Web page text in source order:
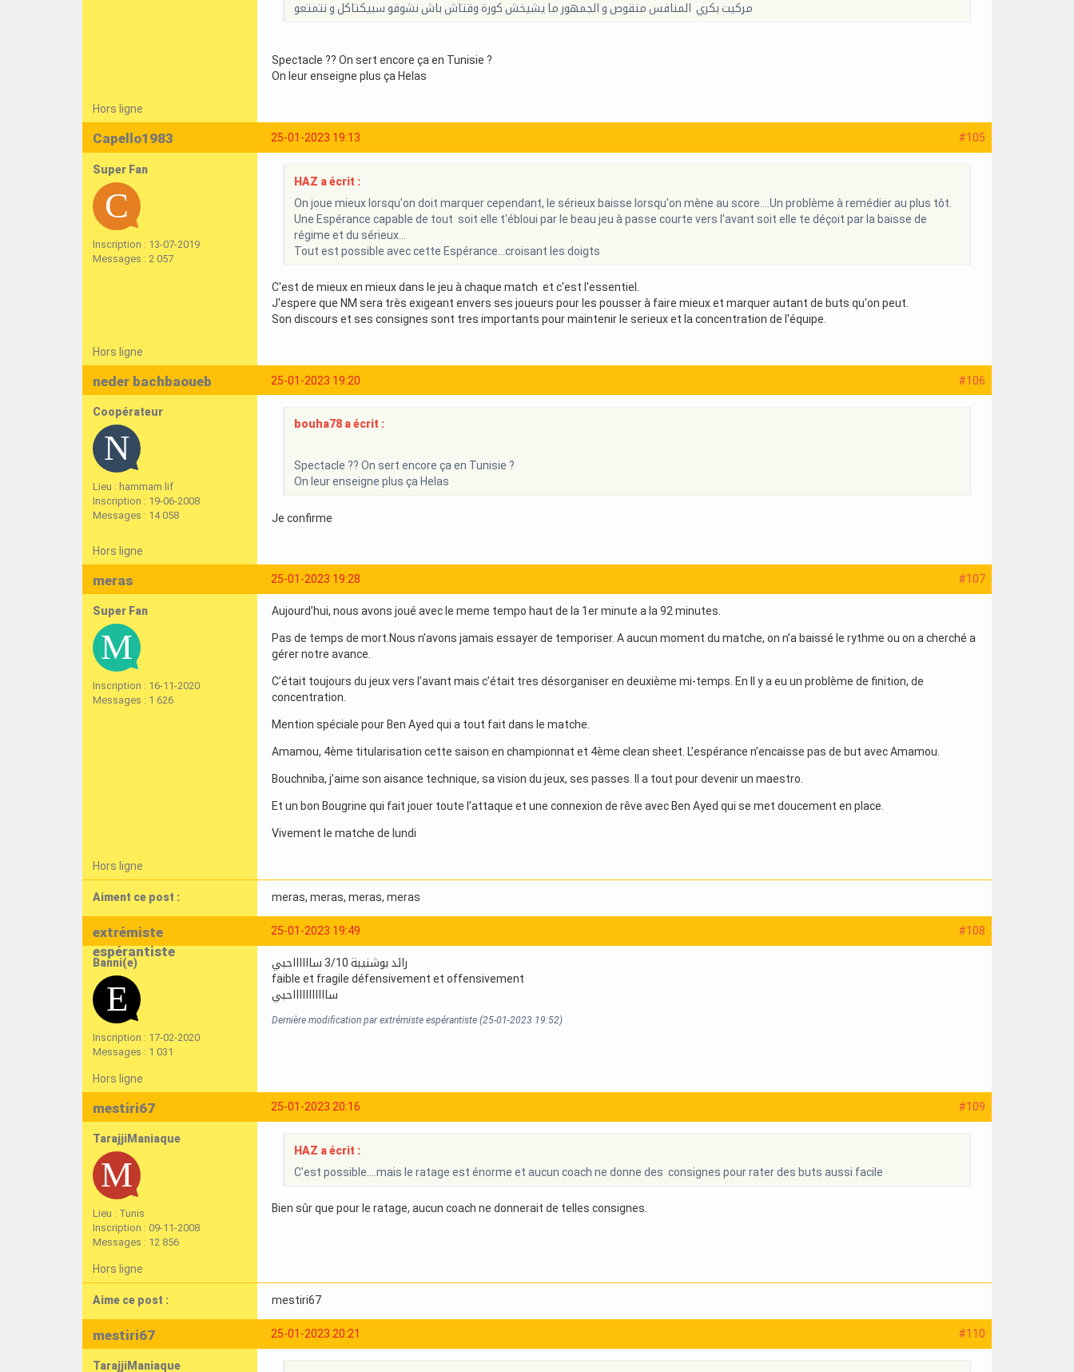
مركيت بكري المنافس منقوص و الجمهور ما يشيخش كورة وقتاش باش نشوفو سبيكتاكل و نتمتعو
Spectacle ?? On sert encore ça en Tunisie ?
On leur enseigne plus ça Helas
Hors ligne
#105
25-01-2023 19:13
Capello1983
Super Fan
Inscription : 13-07-2019
Messages : 2 057
HAZ a écrit :
On joue mieux lorsqu'on doit marquer cependant, le sérieux baisse lorsqu'on mène au score....Un problème à remédier au plus tôt.
Une Espérance capable de tout soit elle t'ébloui par le beau jeu à passe courte vers l'avant soit elle te déçoit par la baisse de
régime et du sérieux...
Tout est possible avec cette Espérance...croisant les doigts
C'est de mieux en mieux dans le jeu à chaque match et c'est l'essentiel.
J'espere que NM sera très exigeant envers ses joueurs pour les pousser à faire mieux et marquer autant de buts qu'on peut.
Son discours et ses consignes sont tres importants pour maintenir le serieux et la concentration de l'équipe.
Hors ligne
#106
25-01-2023 19:20
neder bachbaoueb
Coopérateur
Lieu : hammam lif
Inscription : 19-06-2008
Messages : 14 058
bouha78 a écrit :
Spectacle ?? On sert encore ça en Tunisie ?
On leur enseigne plus ça Helas
Je confirme
Hors ligne
#107
25-01-2023 19:28
meras
Super Fan
Inscription : 16-11-2020
Messages : 1 626
Aujourd’hui, nous avons joué avec le meme tempo haut de la 1er minute a la 92 minutes.
Pas de temps de mort.Nous n’avons jamais essayer de temporiser. A aucun moment du matche, on n’a baissé le rythme ou on a cherché a
gérer notre avance.
C’était toujours du jeux vers l’avant mais c’était tres désorganiser en deuxième mi-temps. En Il y a eu un problème de finition, de
concentration.
Mention spéciale pour Ben Ayed qui a tout fait dans le matche.
Amamou, 4ème titularisation cette saison en championnat et 4ème clean sheet. L’espérance n’encaisse pas de but avec Amamou.
Bouchniba, j’aime son aisance technique, sa vision du jeux, ses passes. Il a tout pour devenir un maestro.
Et un bon Bougrine qui fait jouer toute l’attaque et une connexion de rêve avec Ben Ayed qui se met doucement en place.
Vivement le matche de lundi
Hors ligne
Aiment ce post : meras, meras, meras, meras
#108
25-01-2023 19:49
extrémiste
espérantiste
Banni(e)
Inscription : 17-02-2020
Messages : 1 031
رائد بوشنيبة 3/10 سااااااحبي
faible et fragile défensivement et offensivement
ساااااااااااحبي
Dernière modification par extrémiste espérantiste (25-01-2023 19:52)
Hors ligne
#109
25-01-2023 20:16
mestiri67
TarajjiManiaque
Lieu : Tunis
Inscription : 09-11-2008
Messages : 12 856
HAZ a écrit :
C'est possible....mais le ratage est énorme et aucun coach ne donne des consignes pour rater des buts aussi facile
Bien sûr que pour le ratage, aucun coach ne donnerait de telles consignes.
Hors ligne
Aime ce post : mestiri67
#110
25-01-2023 20:21
mestiri67
TarajjiManiaque